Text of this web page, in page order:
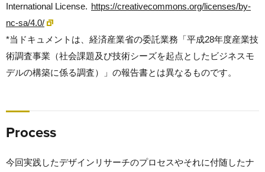
International License. https://creativecommons.org/licenses/by-
nc-sa/4.0/
*当ドキュメントは、経済産業省の委託業務「平成28年度産業技
術調査事業（社会課題及び技術シーズを起点としたビジネスモ
デルの構築に係る調査）」の報告書とは異なるものです。
Process
今回実践したデザインリサーチのプロセスやそれに付随したナ